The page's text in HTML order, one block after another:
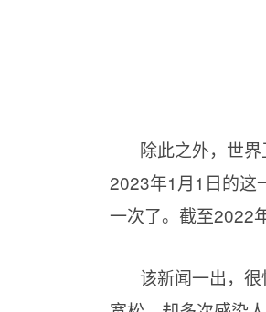
除此之外，世
2023年1月1日的这
一次了。截至2022
该新闻一出，